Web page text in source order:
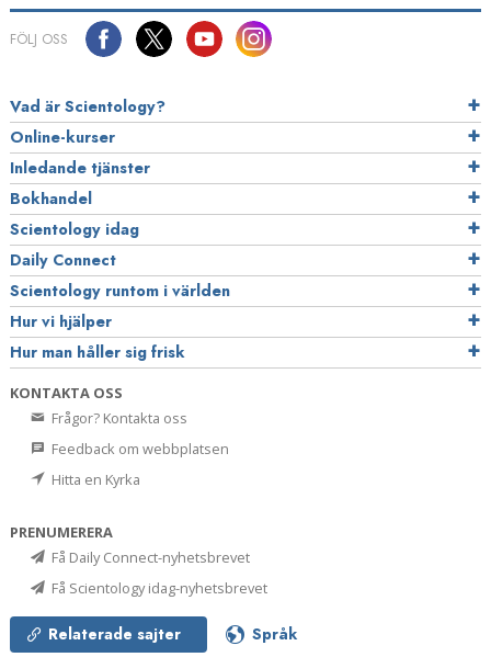
FÖLJ OSS
Vad är Scientology?
Online-kurser
Inledande tjänster
Bokhandel
Scientology idag
Daily Connect
Scientology runtom i världen
Hur vi hjälper
Hur man håller sig frisk
KONTAKTA OSS
Frågor? Kontakta oss
Feedback om webbplatsen
Hitta en Kyrka
PRENUMERERA
Få Daily Connect-nyhetsbrevet
Få Scientology idag-nyhetsbrevet
Relaterade sajter Språk